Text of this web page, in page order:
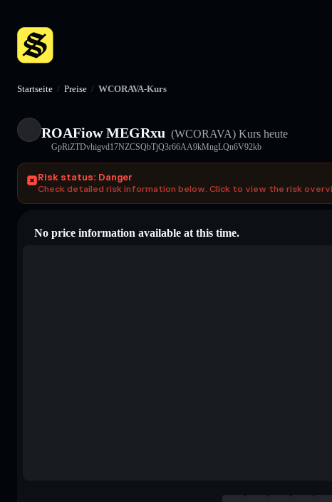
Startseite / Preise / WCORAVA-Kurs
ROAFiow MEGRxu (WCORAVA) Kurs heute
GpRiZTDvhigvd17NZCSQbTjQ3r66AA9kMngLQn6V92kb
Risk status: Danger
Check detailed risk information below. Click to view the risk
No price information available at this time.